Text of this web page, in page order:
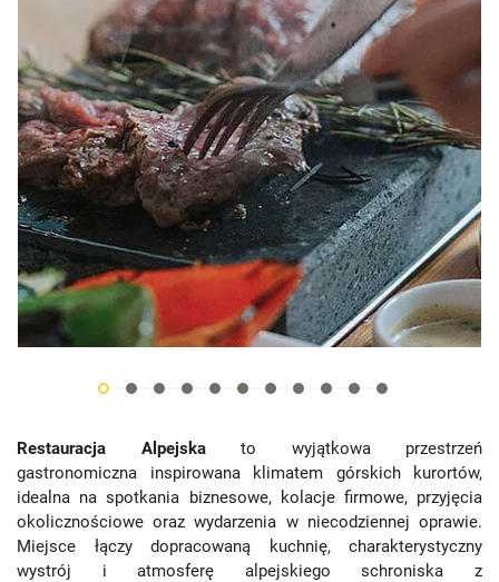
Restauracja Alpejskato wyjątkowa przestrzeń
gastronomiczna inspirowana klimatem górskich kurortów,
idealna na spotkania biznesowe, kolacje firmowe, przyjęcia
okolicznościowe oraz wydarzenia w niecodziennej oprawie.
Miejsce łączy dopracowaną kuchnię, charakterystyczny
wystrój i atmosferę alpejskiego schroniska z